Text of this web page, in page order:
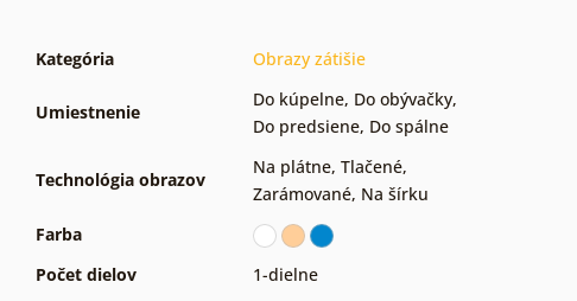
Kategória Obrazy zátišie
Umiestnenie
Do kúpelne, Do obývačky,
Do predsiene, Do spálne
Technológia obrazov
Na plátne, Tlačené,
Zarámované, Na šírku
Farba
Počet dielov
1-dielne